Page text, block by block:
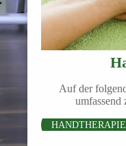
Auf der
umfassend
HANDTHERAPIE